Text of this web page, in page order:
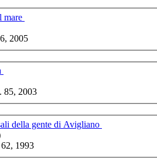
Basilicata: tra
e modello
federale
Storie di Storici
€ 15,00
management
scolastico
mare
2005
85, 2003
della gente di Avigliano
1993